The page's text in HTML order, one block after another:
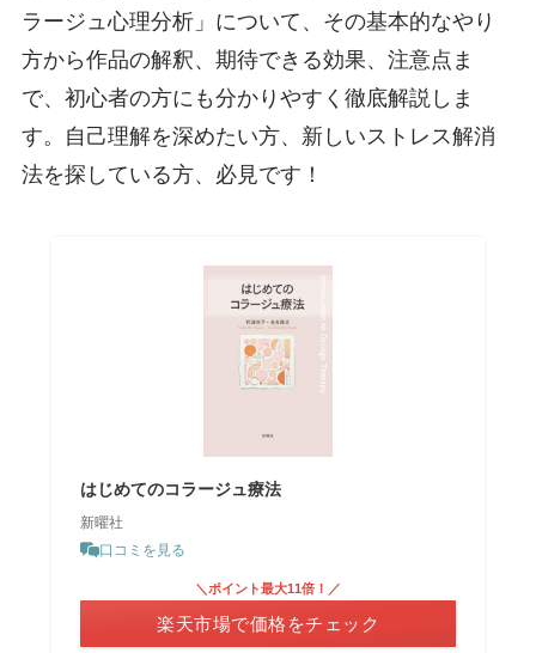
ラージュ心理分析」について、その基本的なやり
方から作品の解釈、期待できる効果、注意点ま
で、初心者の方にも分かりやすく徹底解説しま
す。自己理解を深めたい方、新しいストレス解消
法を探している方、必見です！
はじめてのコラージュ療法
新曜社
口コミを見る
＼ポイント最大11倍！／
楽天市場で価格をチェック